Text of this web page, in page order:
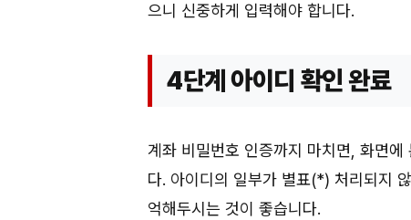
으니 신중하게 입력해야 합니다.
4단계 아이디 확인 완료
계좌 비밀번호 인증까지 마치면, 화면
다. 아이디의 일부가 별표(*) 처리되지
억해두시는 것이 좋습니다.